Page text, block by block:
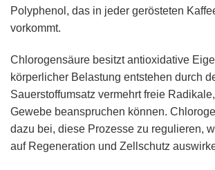
Polyphenol, das in jeder gerösteten
vorkommt.
Chlorogensäure besitzt antioxidative
körperlicher Belastung entstehen durch
Sauerstoffumsatz vermehrt freie
Gewebe beanspruchen können.
dazu bei, diese Prozesse zu regulieren,
auf Regeneration und Zellschutz